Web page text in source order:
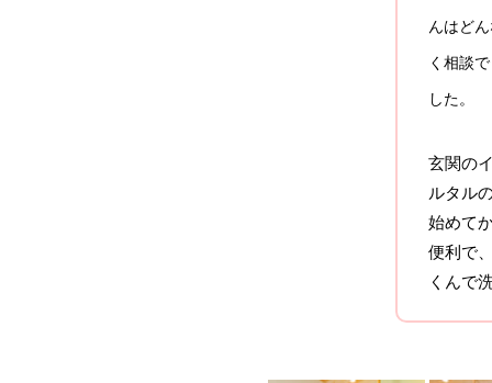
んはど
く相談
した。
玄関の
ルタル
始めて
便利で
くんで